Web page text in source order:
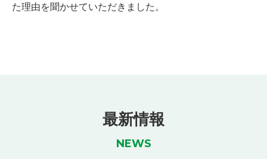
た理由を聞かせていただきました。
最新情報
NEWS